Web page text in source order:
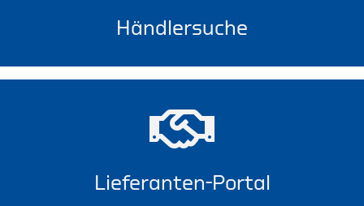
Händlersuche
Lieferanten-Portal